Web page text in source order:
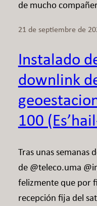
de mucho
21 de septiembre de
Instalado
downlink
100
Tras unas semanas
de @teleco.uma
felizmente que por
recepción fija del